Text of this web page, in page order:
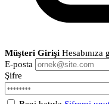
Müşteri Girişi Hesabınıza
E-posta
Şifre